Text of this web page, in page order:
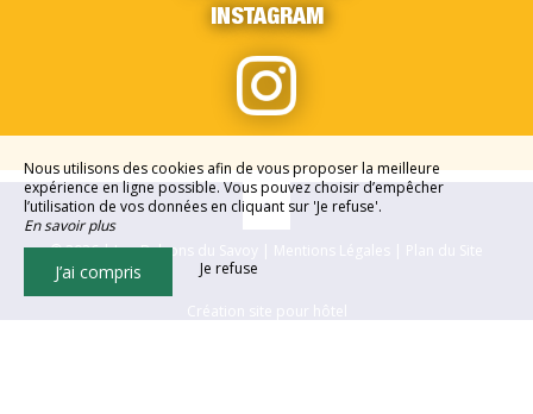
INSTAGRAM
© 2026 | Les Balcons du Savoy |
Nous utilisons des cookies afin de vous proposer la meilleure
expérience en ligne possible. Vous pouvez choisir d’empêcher
l’utilisation de vos données en cliquant sur 'Je refuse'.
En savoir plus
J’ai compris Je refuse